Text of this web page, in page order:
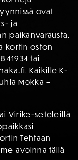
ovat
ja
paikanvarausta.
kortin oston
tai
. Kaikille K-
Mokka –
Virike-seteleillä
Tehtaan
avoinna tällä